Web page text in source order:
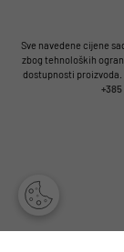
Sve navedene cijene
zbog tehnoloških
dostupnosti
+385